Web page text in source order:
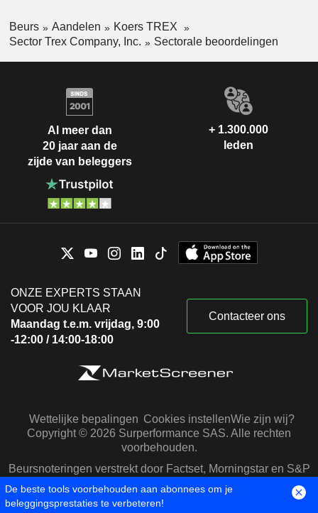
Beurs Aandelen
Koers TREX
Sector Trex Company, Inc.
Sectorale beoordelingen
Al meer dan
20 jaar aan de
zijde van beleggers
+ 1.300.000
leden
ONZE EXPERTS STAAN
VOOR JOU KLAAR
Maandag t.e.m. vrijdag, 9:00
-12:00 / 14:00-18:00
Contacteer ons
Wettelijke bepalingen Cookies instellenWie zijn wij?
Copyright © 2026 Surperformance SAS. Alle rechten
voorbehouden.
Beursnoteringen verstrekt door Factset, Morningstar en S&P
Capital IQ
De beste tools voorbehouden aan abonnees om je
beleggingsprestaties te verbeteren!